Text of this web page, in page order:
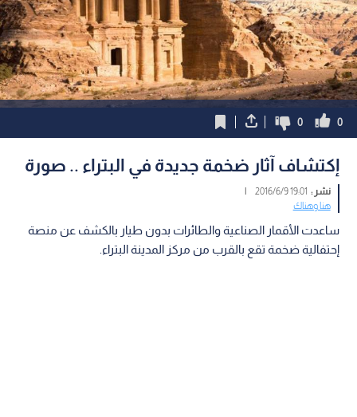
0
0
إكتشاف آثار ضخمة جديدة في البتراء .. صورة
نشر : 19:01 2016/6/9
|
هنا وهناك
ساعدت الأقمار الصناعية والطائرات بدون طيار بالكشف عن منصة
إحتفالية ضخمة تقع بالقرب من مركز المدينة البتراء.